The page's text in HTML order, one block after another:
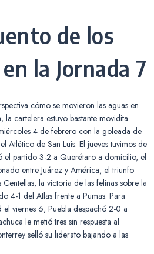
de los
la Jornada 7
cómo se movieron las aguas en
la cartelera estuvo bastante movidita.
4 de febrero con la goleada de
Atlético de San Luis. El jueves tuvimos de
el partido 3-2 a Querétaro a domicilio, el
entre Juárez y América, el triunfo
la victoria de las felinas sobre la
4-1 del Atlas frente a Pumas. Para
viernes 6, Puebla despachó 2-0 a
le metió tres sin respuesta al
selló su liderato bajando a las